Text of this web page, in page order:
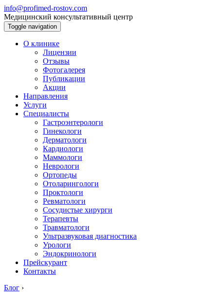
info@profimed-rostov.com
Медицинский консультативный центр
Toggle navigation
О клинике
Лицензии
Отзывы
Фотогалерея
Публикации
Акции
Направления
Услуги
Специалисты
Гастроэнтерологи
Гинекологи
Дерматологи
Кардиологи
Маммологи
Неврологи
Ортопеды
Отоларингологи
Проктологи
Ревматологи
Сосудистые хирурги
Терапевты
Травматологи
Ультразвуковая диагностика
Урологи
Эндокринологи
Прейскурант
Контакты
Блог ›